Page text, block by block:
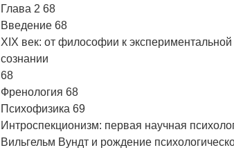
Глава 2 68
Введение 68
XIX век: от философии к экспериментальной
сознании
68
Френология 68
Психофизика 69
Интроспекционизм: первая научная
Вильгельм Вундт и рождение